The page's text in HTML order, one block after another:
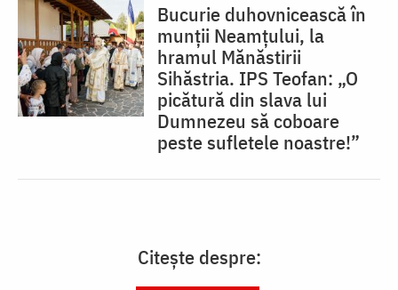
Bucurie duhovnicească în
munții Neamțului, la
hramul Mănăstirii
Sihăstria. IPS Teofan: „O
picătură din slava lui
Dumnezeu să coboare
peste sufletele noastre!”
Citește despre: